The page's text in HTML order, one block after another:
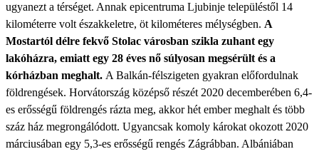
ugyanezt a térséget. Annak epicentruma Ljubinje településtől 14
kilométerre volt északkeletre, öt kilométeres mélységben. A
Mostartól délre fekvő Stolac városban szikla zuhant egy
lakóházra, emiatt egy 28 éves nő súlyosan megsérült és a
kórházban meghalt. A Balkán-félszigeten gyakran előfordulnak
földrengések. Horvátország középső részét 2020 decemberében 6,4-
es erősségű földrengés rázta meg, akkor hét ember meghalt és több
száz ház megrongálódott. Ugyancsak komoly károkat okozott 2020
márciusában egy 5,3-es erősségű rengés Zágrábban. Albániában